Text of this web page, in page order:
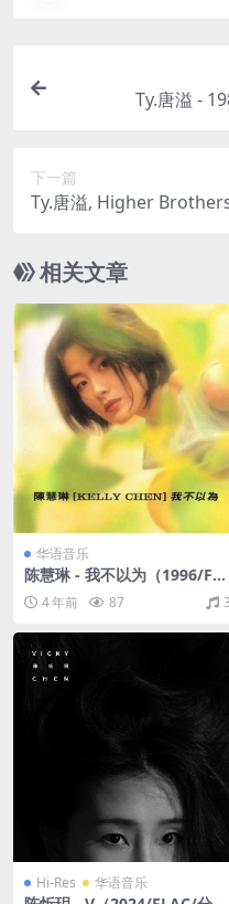
Ty.唐溢 -
下一篇
Ty.唐溢, Higher
相关文章
华语音乐
陈慧琳 - 我不以为（1996/FL
AC/分轨/297M）
4 年前 87 3
Hi-Res 华语音乐